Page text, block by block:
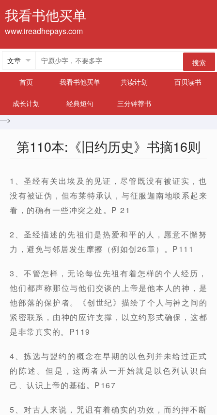
我看书他买单
www.ireadhepays.com
搜索
首页
我看书他买单 共读计划 百贝读书
成长计划 经典短句
三分钟荐书
—>
第110本:《旧约历史》书摘16则
1、圣经有关出埃及的见证，尽管既没有被证实，也
没有被证伪，但布莱特承认，与征服迦南地联系起来
看，的确有一些冲突之处。P 21
2、圣经描述的先祖们是热爱和平的人，愿意不懈努
力，避免与邻居发生摩擦（例如创26章）。P111
3、不管怎样，无论每位先祖有着怎样的个人经历，
他们都声称那位与他们交谈的上帝是他本人的神，是
他部落的保护者。《创世纪》描绘了个人与神之间的
紧密联系，由神的应许支撑，以立约形式确保，这都
是非常真实的。P119
4、拣选与盟约的概念在早期的以色列并未给过正式
的陈述。但是，这两者从一开始就是以色列认识自
己、认识上帝的基础。P167
5、对古人来说，咒诅有着确实的功效，而约押不断